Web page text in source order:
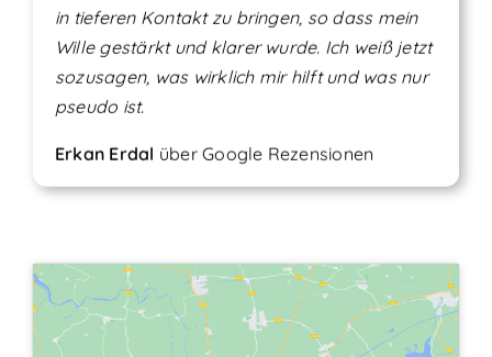
in tieferen Kontakt zu bringen, so dass mein
Wille gestärkt und klarer wurde. Ich weiß jetzt
sozusagen, was wirklich mir hilft und was nur
pseudo ist.
Erkan Erdal überGoogle Rezensionen